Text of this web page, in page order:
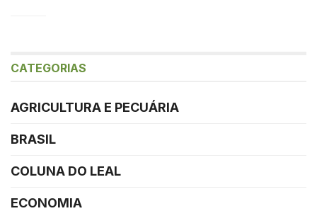
CATEGORIAS
AGRICULTURA E PECUÁRIA
BRASIL
COLUNA DO LEAL
ECONOMIA